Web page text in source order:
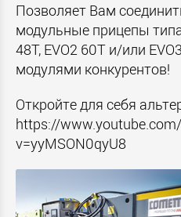
Позволяет Вам
модульные прицепы
48T, EVO2 60T и/или
модулями конкурентов!
Откройте для себя
https://
v=yyMSON0qyU8